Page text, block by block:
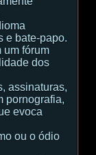
e bate-papo.
um fórum
dos
assinaturas,
pornografia,
evoca
ou o ódio